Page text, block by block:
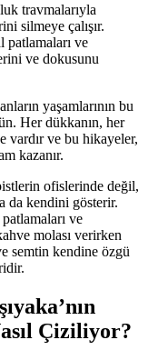
travmalarıyla
silmeye çalışır.
ve
ve dokusunu
yaşamlarının bu
Her dükkanın, her
vardır ve bu hikayeler,
kazanır.
ofislerinde değil,
da kendini gösterir.
ve
molası verirken
semtin kendine özgü
Çiziliyor?